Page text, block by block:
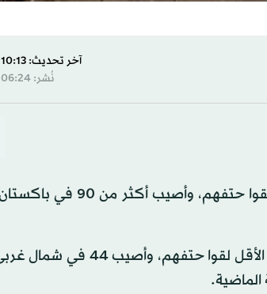
آخر تحديث: 10:13-22 مارس 2023 م ـ 01 رَمضان 1444 هـ
نُشر: 06:24-22 مارس 2023 م ـ 01 رَمضان 1444 هـ
ذكر مسؤولون حكوميون أن 13
وقال مسؤول حكومي باكستاني إن 9